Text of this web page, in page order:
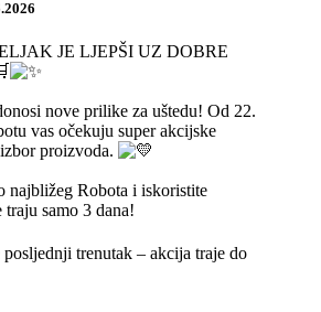
JE LJEPŠI UZ DOBRE
nove prilike za uštedu! Od 22.
vas očekuju super akcijske
proizvoda.
najbližeg Robota i iskoristite
samo 3 dana!
posljednji trenutak – akcija traje do